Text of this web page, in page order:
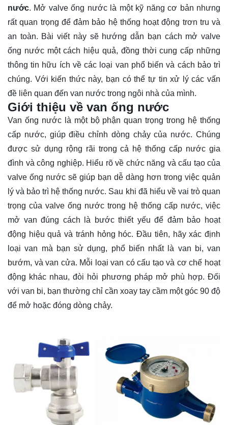
nước. Mở valve ống nước là một kỹ năng cơ bản nhưng
rất quan trọng để đảm bảo hệ thống hoạt động trơn tru và
an toàn. Bài viết này sẽ hướng dẫn bạn cách mở valve
ống nước một cách hiệu quả, đồng thời cung cấp những
thông tin hữu ích về các loại van phổ biến và cách bảo trì
chúng. Với kiến thứcnày, bạn có thể tự tin xử lý các vấn
đề liên quan đến van nước trong ngôi nhà của mình.
Giới thiệu về van ống nước
Van ống nước là một bộ phận quan trọng trong hệ thống
cấp nước, giúp điều chỉnh dòng chảy của nước. Chúng
được sử dụng rộng rãi trong cả hệ thống cấp nước gia
đình và công nghiệp. Hiểu rõ về chức năng và cấu tạo của
valve ống nước sẽ giúp bạn dễ dàng hơn trong việc quản
lý và bảo trì hệ thống nước. Sau khi đã hiểu về vai trò quan
trọng của valve ống nước trong hệ thống cấp nước, việc
mở van đúng cách là bước thiết yếu để đảm bảo hoạt
động hiệu quả và tránh hỏng hóc. Đầu tiên, hãy xác định
loại van mà bạn sử dụng, phổ biến nhất là van bi, van
bướm, và van cửa. Mỗi loại van có cấu tạo và cơ chế hoạt
động khác nhau, đòi hỏi phương pháp mở phù hợp. Đối
với van bi, bạn thường chỉ cần xoay tay cầm một góc 90 độ
để mở hoặc đóng dòng chảy.